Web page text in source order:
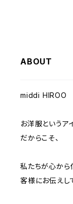
ABOUT
middi HIROO
お洋服というア
だからこそ、
私たちが心から
客様にお伝えし